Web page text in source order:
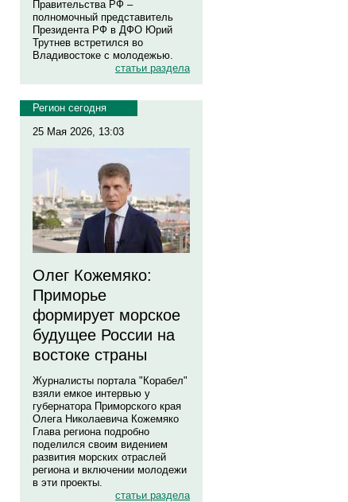
Правительства РФ –
полномочный представитель
Президента РФ в ДФО Юрий
Трутнев встретился во
Владивостоке с молодежью.
статьи раздела
Регион сегодня
25 Мая 2026, 13:03
Олег Кожемяко:
Приморье
формирует морское
будущее России на
востоке страны
Журналисты портала "Корабел"
взяли емкое интервью у
губернатора Приморского края
Олега Николаевича Кожемяко
Глава региона подробно
поделился своим видением
развития морских отраслей
региона и включении молодежи
в эти проекты.
статьи раздела